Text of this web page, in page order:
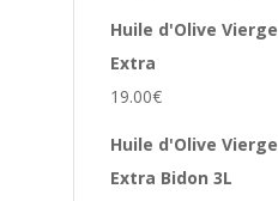
Huile d'Olive Vierge
Extra
19.00€
Huile d'Olive Vierge
Extra Bidon 3L